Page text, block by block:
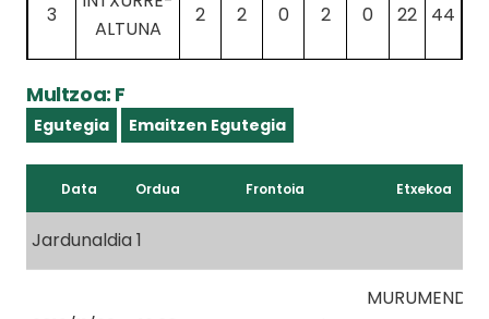
3
ALTUNA
2 2 0 2 0 22 44
Multzoa: F
Egutegia Emaitzen Egutegia
Data Ordua Frontoia Etxekoa
Jardunaldia 1
MURUMENDI-